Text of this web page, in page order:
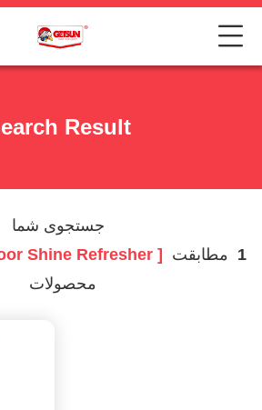
Result
جستجوی شما
Shine Refresher ]
1
محصولات